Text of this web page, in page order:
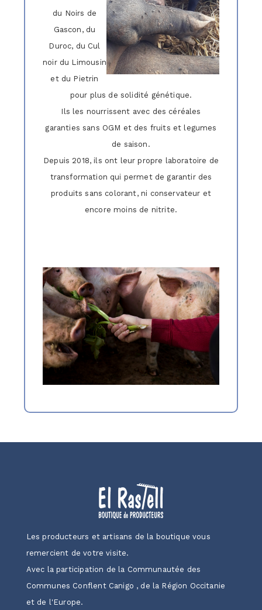
du Noirs de
Gascon, du
Duroc, du Cul
noir du Limousin
et du Pietrin
pour plus de solidité génétique.
Ils les nourrissent avec des céréales
garanties sans OGM et des fruits et legumes
de saison.
Depuis 2018, ils ont leur propre laboratoire de
transformation qui permet de garantir des
produits sans colorant, ni conservateur et
encore moins de nitrite.
Les producteurs et artisans de la boutique vous
remercient de votre visite.
Avec la participation de la Communautée des
Communes Conflent Canigo , de la Région Occitanie
et de l'Europe.